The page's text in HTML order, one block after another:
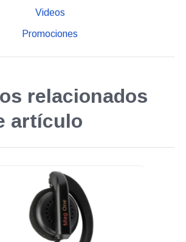
Videos
Promociones
relacionados
artículo